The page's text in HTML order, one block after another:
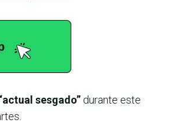
sesgado” durante este